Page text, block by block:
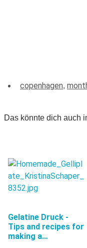
copenhagen,
Das könnte dich auch
Gelatine Druck -
Tips and recipes for
making a…